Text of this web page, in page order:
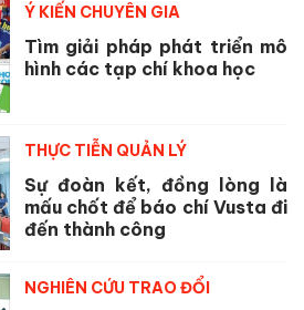
Ý KIẾN CHUYÊN GIA
Tìm giải pháp phát triển mô
hình các tạp chí khoa học
THỰC TIỄN QUẢN LÝ
Sự đoàn kết, đồng lòng là
mấu chốt để báo chí Vusta đi
đến thành công
NGHIÊN CỨU TRAO ĐỔI